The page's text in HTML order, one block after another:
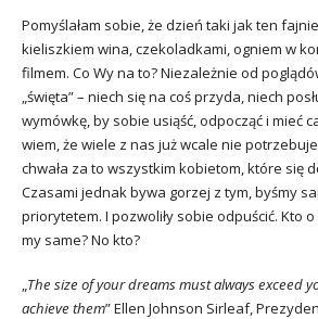
Pomyślałam sobie, że dzień taki jak ten
kieliszkiem wina, czekoladkami, ogniem w
filmem. Co Wy na to? Niezależnie od
„święta” – niech się na coś przyda, niech
wymówkę, by sobie usiąść, odpocząć i mieć
wiem, że wiele z nas już wcale nie
chwała za to wszystkim kobietom, które się
Czasami jednak bywa gorzej z tym, byśmy
priorytetem. I pozwoliły sobie odpuścić. Kto
my same? No kto?
„The size of your dreams must always exceed
achieve them” Ellen Johnson Sirleaf,